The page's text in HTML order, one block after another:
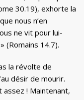
30.19), exhorte la
nous n’en
ne vit pour lui-
(Romains 14.7).
la révolte de
désir de mourir.
assez ! Maintenant,